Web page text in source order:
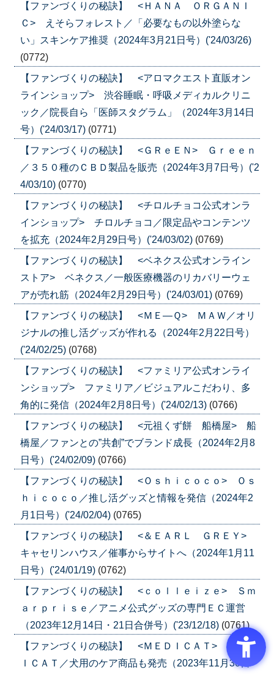
【ファンづくりの秘訣】 <ＨＡＮＡ ＯＲＧＡＮＩ
Ｃ> えそらフォレスト／「必要なもの以外塗らな
い」スキンケア推奨（2024年3月21日号）('24/03/26)
(0772)
【ファンづくりの秘訣】 <アロマクエスト直販オン
ラインショップ> 渋谷睡眠・呼吸メディカルクリニ
ック／院長自ら「医師スタグラム」（2024年3月14日
号）('24/03/17) (0771)
【ファンづくりの秘訣】 <ＧＲｅＥＮ> Ｇｒｅｅｎ
／３５０種のＣＢＤ製品を販売（2024年3月7日号）('2
4/03/10) (0770)
【ファンづくりの秘訣】 <チロルチョコ公式オンラ
インショップ> チロルチョコ／限定品やコンテンツ
を拡充（2024年2月29日号）('24/03/02) (0769)
【ファンづくりの秘訣】 <ベネクス公式オンライン
ストア> ベネクス／一般医療機器のリカバリーウェ
アが売れ筋（2024年2月29日号）('24/03/01) (0769)
【ファンづくりの秘訣】 <ＭＥ―Ｑ> ＭＡＷ／オリ
ジナルの推し活グッズが作れる（2024年2月22日号）
('24/02/25) (0768)
【ファンづくりの秘訣】 <ファミリア公式オンライ
ンショップ> ファミリア／ビジュアルこだわり、多
角的に発信（2024年2月8日号）('24/02/13) (0766)
【ファンづくりの秘訣】 <元祖くず餅 船橋屋> 船
橋屋／ファンとの”共創”でブランド成長（2024年2月8
日号）('24/02/09) (0766)
【ファンづくりの秘訣】 <Ｏｓｈｉｃｏｃｏ> Ｏｓ
ｈｉｃｏｃｏ／推し活グッズと情報を発信（2024年2
月1日号）('24/02/04) (0765)
【ファンづくりの秘訣】 <＆ＥＡＲＬ ＧＲＥＹ>
キャセリンハウス／催事からサイトへ（2024年1月11
日号）('24/01/19) (0762)
【ファンづくりの秘訣】 <ｃｏｌｌｅｉｚｅ> Ｓｍ
ａｒｐｒｉｓｅ／アニメ公式グッズの専門ＥＣ運営
（2023年12月14日・21日合併号）('23/12/18) (0761)
【ファンづくりの秘訣】 <ＭＥＤＩＣＡＴ> ＭＥＤ
ＩＣＡＴ／犬用のケア商品も発売（2023年11月30日